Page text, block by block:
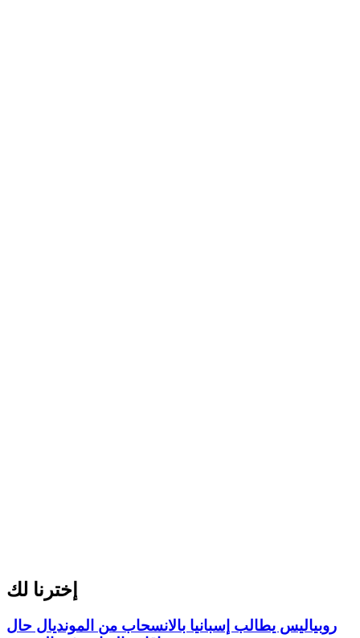
إخترنا لك
روبياليس يطالب إسبانيا بالانسحاب من المونديال حال